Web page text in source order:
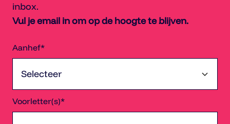
inbox.
Vul je email in om op de hoogte te blijven.
Aanhef*
Voorletter(s)*